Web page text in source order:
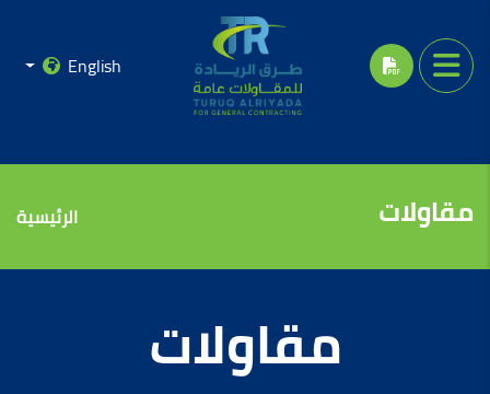
English
مقاولات الرئيسية
مقاولات